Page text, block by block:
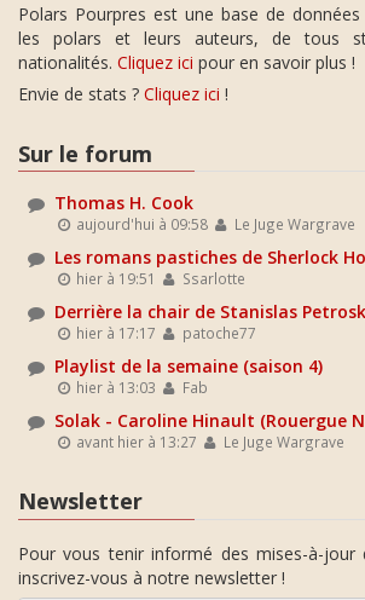
Polars Pourpres est une base de
les polars et leurs auteurs, de tous
nationalités. Cliquez ici pour en savoir plus !
Envie de stats ? Cliquez ici !
Sur le forum
Thomas H. Cook
aujourd'hui à 09:58 Le Juge Wargrave
Les romans pastiches de Sherlock
hier à 19:51 Ssarlotte
Derrière la chair de Stanislas
hier à 17:17 patoche77
Playlist de la semaine (saison 4)
hier à 13:03 Fab
Solak - Caroline Hinault (Rouergue
avant hier à 13:27 Le Juge Wargrave
Newsletter
Pour vous tenir informé des mises-à-jour
inscrivez-vous à notre newsletter !